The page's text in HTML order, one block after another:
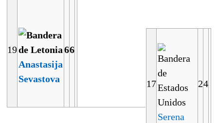
19
Anastasija
Sevastova
66
17
Serena
24